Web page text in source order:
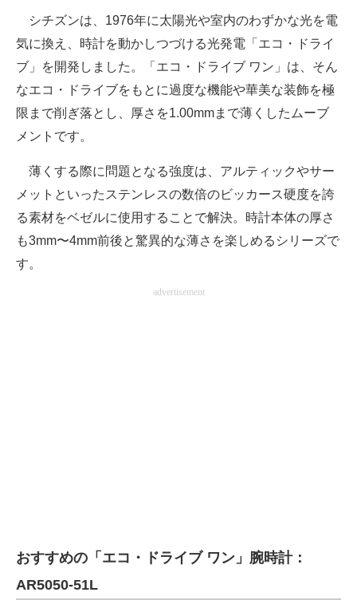
シチズンは、1976年に太陽光や室内のわずかな光を電
気に換え、時計を動かしつづける光発電「エコ・ドライ
ブ」を開発しました。「エコ・ドライブ ワン」は、そん
なエコ・ドライブをもとに過度な機能や華美な装飾を極
限まで削ぎ落とし、厚さを1.00mmまで薄くしたムーブ
メントです。
薄くする際に問題となる強度は、アルティックやサー
メットといったステンレスの数倍のビッカース硬度を誇
る素材をベゼルに使用することで解決。時計本体の厚さ
も3mm〜4mm前後と驚異的な薄さを楽しめるシリーズで
す。
advertisement
おすすめの「エコ・ドライブ ワン」腕時計：
AR5050-51L